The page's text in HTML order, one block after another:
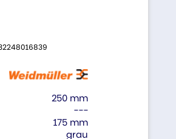
250 mm
---
175 mm
grau